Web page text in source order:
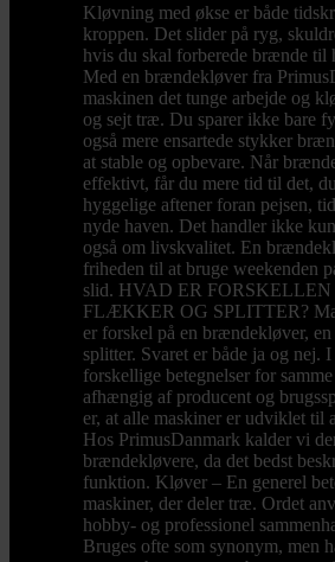
Kløvning med økse er både
kroppen. Det slider på ryg,
hvis du skal forberede brænde til
Med en brændekløver fra
maskinen det tunge arbejde og
og sejt træ. Du sparer ikke bare
også mere ensartede stykker
at stable og opbevare. Når
effektivt, får du mere tid til det,
hyggelige aftener foran pejsen,
nyde haven. Det handler ikke
også om livskvalitet. En
friheden til at bruge weekenden
slid. HVAD ER
FLÆKKER OG SPLITTER?
er forskel på en brændekløver,
splitter. Svaret er både ja og nej.
forskellige betegnelser for
afhængig af producent og
er, at alle maskiner er udviklet til
Hos PrimusDanmark kalder vi
brændekløvere, da det bedst
funktion. Kløver – En generel
maskiner, der deler træ. Ordet
hobby- og professionel
Bruges ofte som synonym, men